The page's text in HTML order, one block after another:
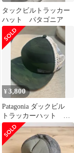
タックビルトラッカー
ハット パタゴニア
¥3,800
Patagonia ダックビル
トラッカーハット キ
ャップ